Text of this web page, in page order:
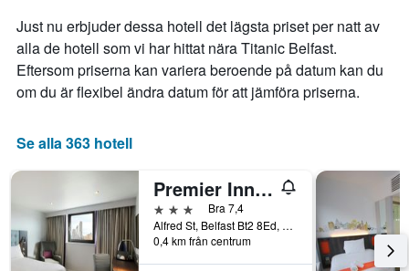
Just nu erbjuder dessa hotell det lägsta priset per natt av
alla de hotell som vi har hittat nära Titanic Belfast.
Eftersom priserna kan variera beroende på datum kan du
om du är flexibel ändra datum för att jämföra priserna.
Se alla 363 hotell
Premier Inn Belfast City Centre Alfred St
3 stjärnorBra 7,4
Alfred St, Belfast Bt2 8Ed, Uk, Belfast, Storbritannien
0,4 km från centrum